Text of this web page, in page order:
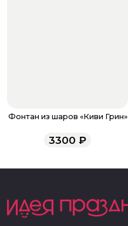
Фонтан из шаров «Киви Грин»
3300 ₽